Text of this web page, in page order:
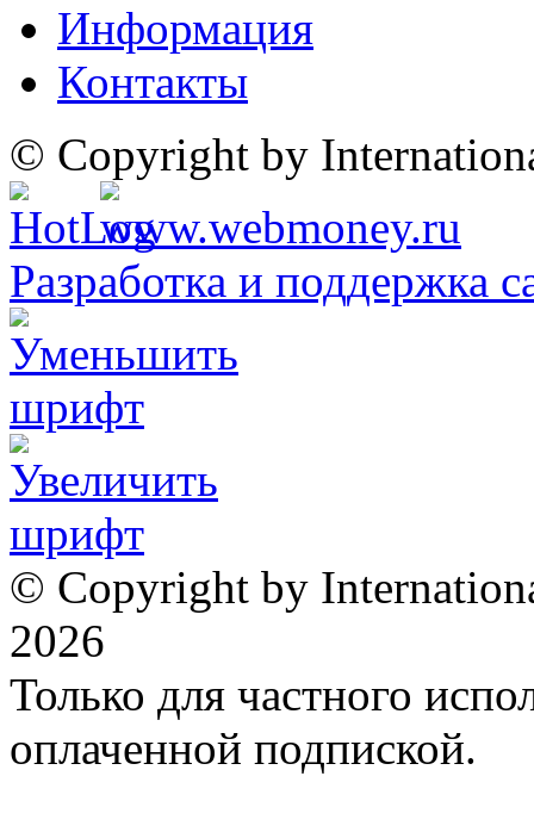
Информация
Контакты
© Copyright by
Разработка и поддержка
© Copyright by
2026
Только для частного
оплаченной подпиской.